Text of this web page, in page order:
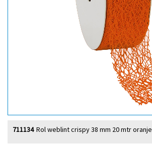
Rol weblint crispy 38 mm 20 mtr oranje
711134